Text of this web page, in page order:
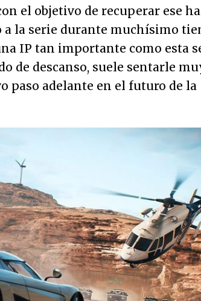
el objetivo de recuperar ese
a la serie durante muchísimo
IP tan importante como esta
de descanso, suele sentarle
paso adelante en el futuro de la